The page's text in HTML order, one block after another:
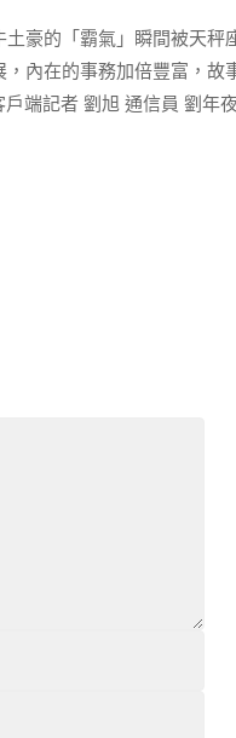
豪的「霸氣」瞬間被天秤
內在的事務加倍豐富，故
端記者 劉旭 通信員 劉年夜